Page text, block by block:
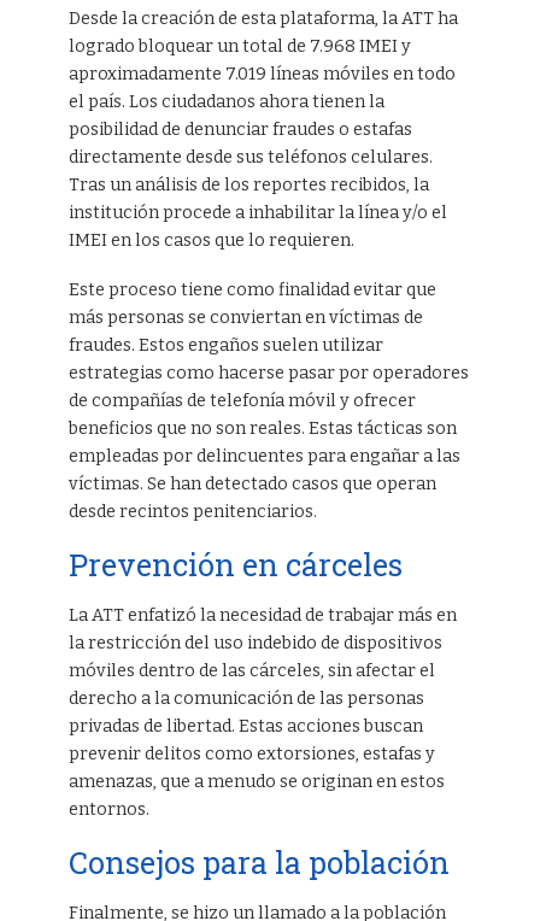
Desde la creación de esta plataforma, la ATT ha
logrado bloquear un total de 7.968 IMEI y
aproximadamente 7.019 líneas móviles en todo
el país. Los ciudadanos ahora tienen la
posibilidad de denunciar fraudes o estafas
directamente desde sus teléfonos celulares.
Tras un análisis de los reportes recibidos, la
institución procede a inhabilitar la línea y/o el
IMEI en los casos que lo requieren.
Este proceso tiene como finalidad evitar que
más personas se conviertan en víctimas de
fraudes. Estos engaños suelen utilizar
estrategias como hacerse pasar por operadores
de compañías de telefonía móvil y ofrecer
beneficios que no son reales. Estas tácticas son
empleadas por delincuentes para engañar a las
víctimas. Se han detectado casos que operan
desde recintos penitenciarios.
Prevención en cárceles
La ATT enfatizó la necesidad de trabajar más en
la restricción del uso indebido de dispositivos
móviles dentro de las cárceles, sin afectar el
derecho a la comunicación de las personas
privadas de libertad. Estas acciones buscan
prevenir delitos como extorsiones, estafas y
amenazas, que a menudo se originan en estos
entornos.
Consejos para la población
Finalmente, se hizo un llamado a la población